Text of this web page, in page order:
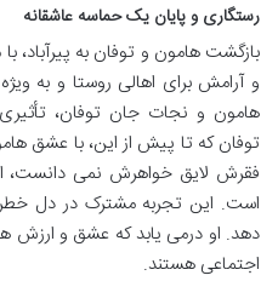
رستگاری و پایان یک حماسه عاشقانه
بازگشت هامون و توفان به پیرآباد،
و آرامش برای اهالی روستا و به
هامون و نجات جان توفان،
توفان که تا پیش از این، با عشق
فقرش لایق خواهرش نمی دانست،
است. این تجربه مشترک در دل
دهد. او درمی یابد که عشق و ارزش
اجتماعی هستند.